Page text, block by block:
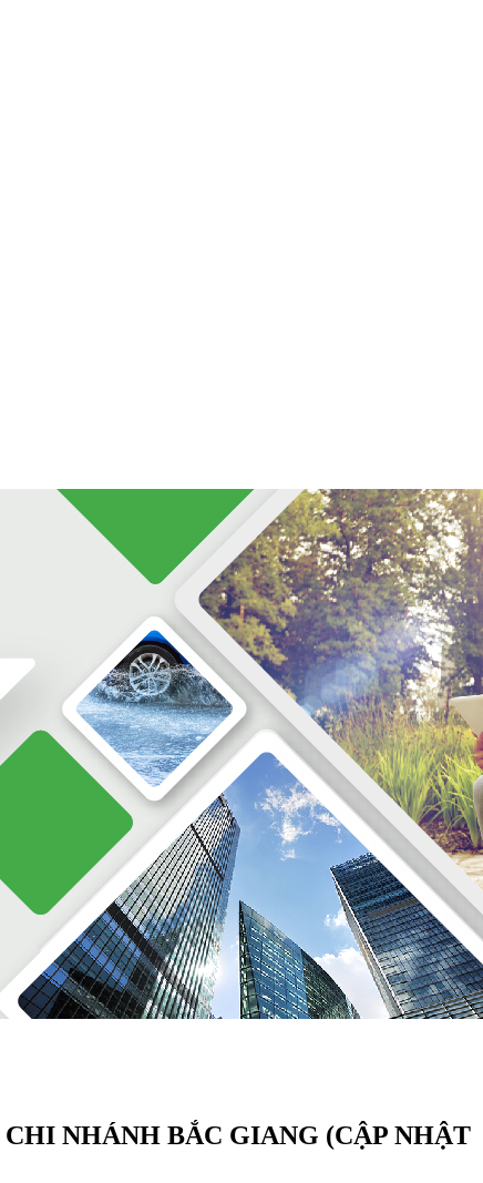
NHÁNH BẮC GIANG (CẬP NHẬT